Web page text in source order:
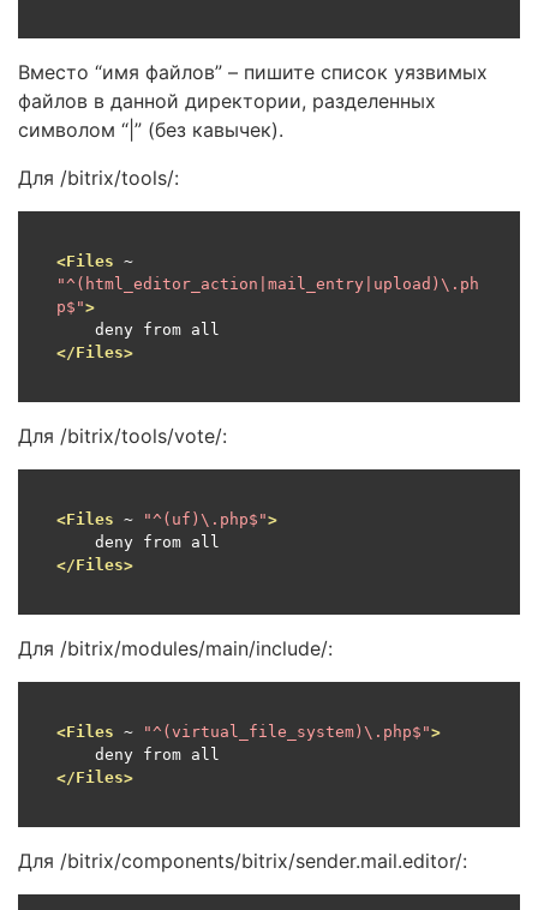
Вместо “имя файлов” – пишите список уязвимых
файлов в данной директории, разделенных
символом “|” (без кавычек).
Для /bitrix/tools/:
<Files
"^(html_editor_action|mail_entry|upload)\.ph
p$">
</Files>
Для /bitrix/tools/vote/:
<Files ~ "^(uf)\.php$">
</Files>
Для /bitrix/modules/main/include/:
<Files ~ "^(virtual_file_system)\.php$">
</Files>
Для /bitrix/components/bitrix/sender.mail.editor/: